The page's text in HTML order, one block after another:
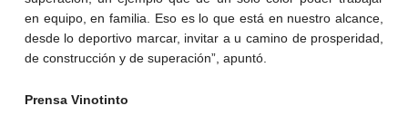
en equipo, en familia. Eso es lo que está en nuestro alcance,
desde lo deportivo marcar, invitar a u camino de prosperidad,
de construcción y de superación”, apuntó.
Prensa Vinotinto